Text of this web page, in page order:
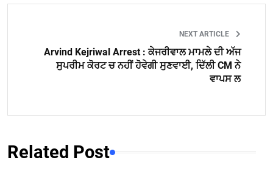
NEXT ARTICLE
Arvind Kejriwal Arrest : ਕੇਜਰੀਵਾਲ ਮਾਮਲੇ ਦੀ ਅੱਜ
ਸੁਪਰੀਮ ਕੋਰਟ ਚ ਨਹੀਂ ਹੋਵੇਗੀ ਸੁਣਵਾਈ, ਦਿੱਲੀ CM ਨੇ
ਵਾਪਸ ਲ
Related Post